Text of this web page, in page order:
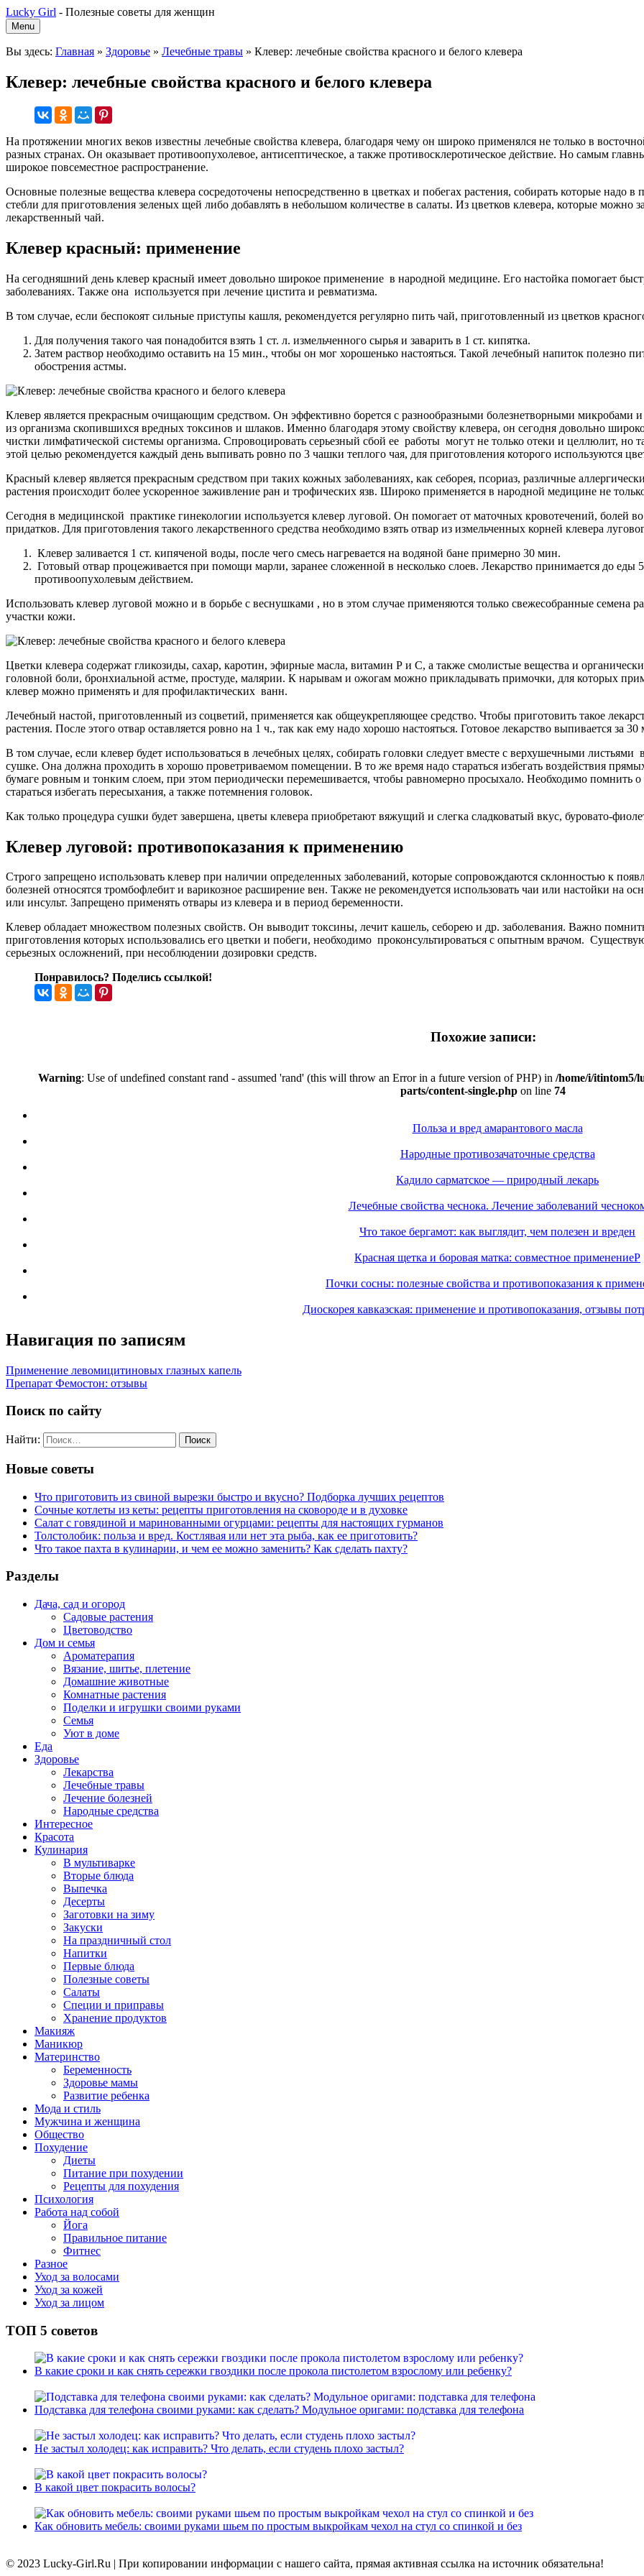
Lucky Girl - Полезные советы для женщин
Menu
Вы здесь: Главная » Здоровье » Лечебные травы » Клевер: лечебные свойства красного и белого клевера
Клевер: лечебные свойства красного и белого клевера
На протяжении многих веков известны лечебные свойства клевера, благодаря чему он широко применялся не только в
разных странах. Он оказывает противоопухолевое, антисептическое, а также противосклеротическое действие. Но самым
широкое повсеместное распространение.
Основные полезные вещества клевера сосредоточены непосредственно в цветках и побегах растения, собирать которые надо
стебли для приготовления зеленых щей либо добавлять в небольшом количестве в салаты. Из цветков клевера, которые можно
лекарственный чай.
Клевер красный: применение
На сегодняшний день клевер красный имеет довольно широкое применение в народной медицине. Его настойка помогает
заболеваниях. Также она используется при лечение цистита и ревматизма.
В том случае, если беспокоят сильные приступы кашля, рекомендуется регулярно пить чай, приготовленный из цветков
Для получения такого чая понадобится взять 1 ст. л. измельченного сырья и заварить в 1 ст. кипятка.
Затем раствор необходимо оставить на 15 мин., чтобы он мог хорошенько настояться. Такой лечебный напиток полезно
обострения астмы.
Клевер является прекрасным очищающим средством. Он эффективно борется с разнообразными болезнетворными микробами
из организма скопившихся вредных токсинов и шлаков. Именно благодаря этому свойству клевера, он сегодня довольно
чистки лимфатической системы организма. Спровоцировать серьезный сбой ее работы могут не только отеки и целлюлит, но
этой целью рекомендуется каждый день выпивать ровно по 3 чашки теплого чая, для приготовления которого используются
Красный клевер является прекрасным средством при таких кожных заболеваниях, как себорея, псориаз, различные
растения происходит более ускоренное заживление ран и трофических язв. Широко применяется в народной медицине не
Сегодня в медицинской практике гинекологии используется клевер луговой. Он помогает от маточных кровотечений, болей
придатков. Для приготовления такого лекарственного средства необходимо взять отвар из измельченных корней клевера
Клевер заливается 1 ст. кипяченой воды, после чего смесь нагревается на водяной бане примерно 30 мин.
Готовый отвар процеживается при помощи марли, заранее сложенной в несколько слоев. Лекарство принимается до еды
противоопухолевым действием.
Использовать клевер луговой можно и в борьбе с веснушками , но в этом случае применяются только свежесобранные семена
участки кожи.
Цветки клевера содержат гликозиды, сахар, каротин, эфирные масла, витамин Р и С, а также смолистые вещества и
головной боли, бронхиальной астме, простуде, малярии. К нарывам и ожогам можно прикладывать примочки, для которых
клевер можно применять и для профилактических ванн.
Лечебный настой, приготовленный из соцветий, применяется как общеукрепляющее средство. Чтобы приготовить такое
растения. После этого отвар оставляется ровно на 1 ч., так как ему надо хорошо настояться. Готовое лекарство выпивается за
В том случае, если клевер будет использоваться в лечебных целях, собирать головки следует вместе с верхушечными
сушке. Она должна проходить в хорошо проветриваемом помещении. В то же время надо стараться избегать воздействия
бумаге ровным и тонким слоем, при этом периодически перемешивается, чтобы равномерно просыхало. Необходимо помнить
стараться избегать пересыхания, а также потемнения головок.
Как только процедура сушки будет завершена, цветы клевера приобретают вяжущий и слегка сладковатый вкус, буровато-
Клевер луговой: противопоказания к применению
Строго запрещено использовать клевер при наличии определенных заболеваний, которые сопровождаются склонностью к
болезней относятся тромбофлебит и варикозное расширение вен. Также не рекомендуется использовать чаи или настойки на
или инсульт. Запрещено применять отвары из клевера и в период беременности.
Клевер обладает множеством полезных свойств. Он выводит токсины, лечит кашель, себорею и др. заболевания. Важно
приготовления которых использовались его цветки и побеги, необходимо проконсультироваться с опытным врачом.
серьезных осложнений, при несоблюдении дозировки средств.
Понравилось? Поделись ссылкой!
Похожие записи:
Warning: Use of undefined constant rand - assumed 'rand' (this will throw an Error in a future version of PHP) in /home/i/itintom5/
parts/content-single.php on line 74
Польза и вред амарантового масла
Народные противозачаточные средства
Кадило сарматское — природный лекарь
Лечебные свойства чеснока. Лечение заболеваний
Что такое бергамот: как выглядит, чем полезен и вреден
Красная щетка и боровая матка: совместное применениеP
Почки сосны: полезные свойства и противопоказания к
Диоскорея кавказская: применение и противопоказания, отзывы
Навигация по записям
Применение левомицитиновых глазных капель
Препарат Фемостон: отзывы
Поиск по сайту
Найти:
Новые советы
Что приготовить из свиной вырезки быстро и вкусно? Подборка лучших рецептов
Сочные котлеты из кеты: рецепты приготовления на сковороде и в духовке
Салат с говядиной и маринованными огурцами: рецепты для настоящих гурманов
Толстолобик: польза и вред. Костлявая или нет эта рыба, как ее приготовить?
Что такое пахта в кулинарии, и чем ее можно заменить? Как сделать пахту?
Разделы
Дача, сад и огород
Садовые растения
Цветоводство
Дом и семья
Ароматерапия
Вязание, шитье, плетение
Домашние животные
Комнатные растения
Поделки и игрушки своими руками
Семья
Уют в доме
Еда
Здоровье
Лекарства
Лечебные травы
Лечение болезней
Народные средства
Интересное
Красота
Кулинария
В мультиварке
Вторые блюда
Выпечка
Десерты
Заготовки на зиму
Закуски
На праздничный стол
Напитки
Первые блюда
Полезные советы
Салаты
Специи и приправы
Хранение продуктов
Макияж
Маникюр
Материнство
Беременность
Здоровье мамы
Развитие ребенка
Мода и стиль
Мужчина и женщина
Общество
Похудение
Диеты
Питание при похудении
Рецепты для похудения
Психология
Работа над собой
Йога
Правильное питание
Фитнес
Разное
Уход за волосами
Уход за кожей
Уход за лицом
ТОП 5 советов
В какие сроки и как снять сережки гвоздики после прокола пистолетом взрослому или ребенку?
Подставка для телефона своими руками: как сделать? Модульное оригами: подставка для телефона
Не застыл холодец: как исправить? Что делать, если студень плохо застыл?
В какой цвет покрасить волосы?
Как обновить мебель: своими руками шьем по простым выкройкам чехол на стул со спинкой и без
© 2023 Lucky-Girl.Ru | При копировании информации с нашего сайта, прямая активная ссылка на источник обязательна!